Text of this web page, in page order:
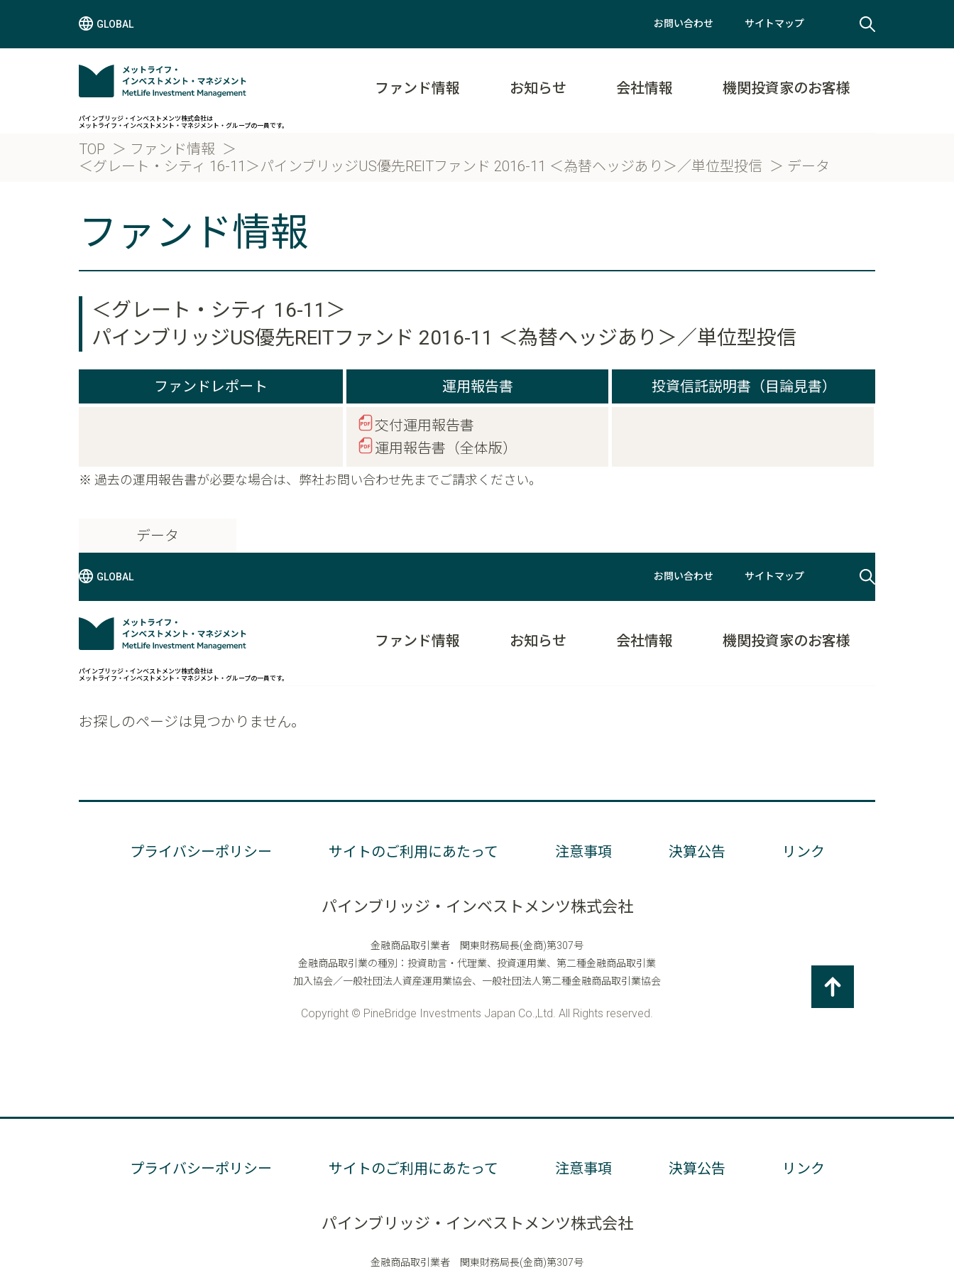
GLOBAL お問い合わせ サイトマップ
パインブリッジ・インベストメンツ株式会社は
メットライフ・インベストメント・マネジメント・グループの一員です。
ファンド情報 お知らせ 会社情報 機関投資家のお客様
TOP
ファンド情報
＜グレート・シティ 16-11＞パインブリッジUS優先REITファンド 2016-11 ＜為替ヘッジあり＞／単位型投信
データ
ファンド情報
＜グレート・シティ 16-11＞
パインブリッジUS優先REITファンド 2016-11 ＜為替ヘッジあり＞／単位型投信
ファンドレポート 運用報告書 投資信託説明書（目論見書）
交付運用報告書
運用報告書（全体版）
※ 過去の運用報告書が必要な場合は、弊社お問い合わせ先までご請求ください。
データ
プライバシーポリシー サイトのご利用にあたって 注意事項 決算公告 リンク
パインブリッジ・インベストメンツ株式会社
金融商品取引業者 関東財務局長(金商)第307号